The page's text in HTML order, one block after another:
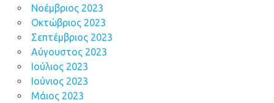
Νοέμβριος 2023
Οκτώβριος 2023
Σεπτέμβριος 2023
Αύγουστος 2023
Ιούλιος 2023
Ιούνιος 2023
Μάιος 2023